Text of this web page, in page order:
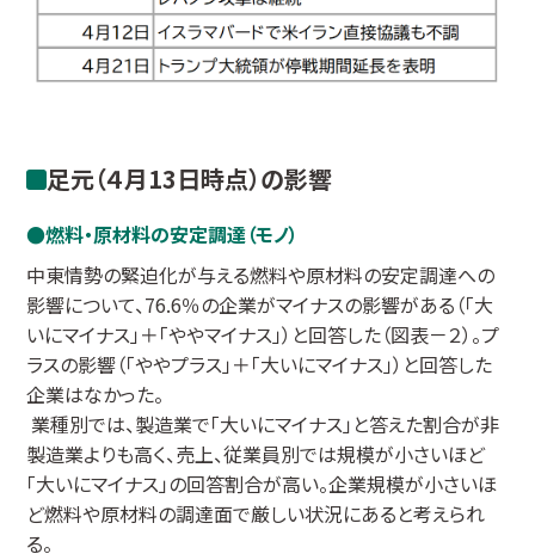
足元（４月13日時点）の影響
燃料・原材料の安定調達（モノ）
中東情勢の緊迫化が与える燃料や原材料の安定調達への
影響について、76.6％の企業がマイナスの影響がある（「大
いにマイナス」＋「ややマイナス」）と回答した（図表－２）。プ
ラスの影響（「ややプラス」＋「大いにマイナス」）と回答した
企業はなかった。
業種別では、製造業で「大いにマイナス」と答えた割合が非
製造業よりも高く、売上、従業員別では規模が小さいほど
「大いにマイナス」の回答割合が高い。企業規模が小さいほ
ど燃料や原材料の調達面で厳しい状況にあると考えられ
る。